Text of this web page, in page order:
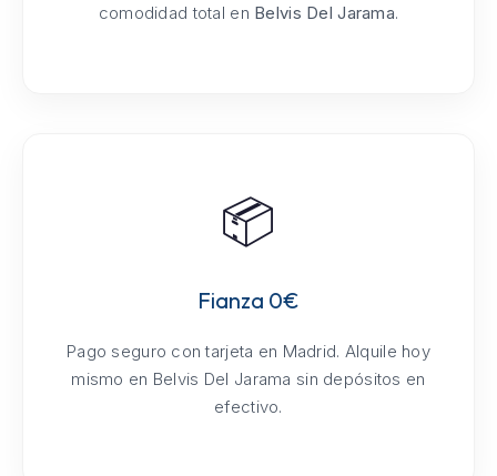
comodidad total en Belvis Del Jarama.
📦
Fianza 0€
Pago seguro con tarjeta en Madrid. Alquile hoy
mismo en Belvis Del Jarama sin depósitos en
efectivo.